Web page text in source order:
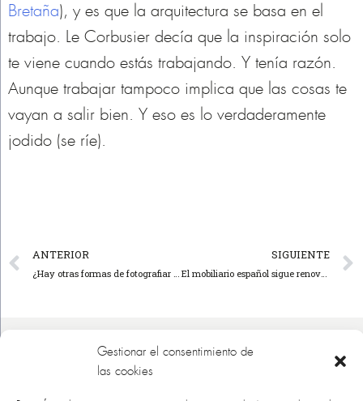
Gestionar el consentimiento de
las cookies
Bretaña), y es que la arquitectura se basa en el
trabajo. Le Corbusier decía que la inspiración solo
te viene cuando estás trabajando. Y tenía razón.
Aunque trabajar tampoco implica que las cosas te
vayan a salir bien. Y eso es lo verdaderamente
jodido (se ríe).
ANTERIOR
¿Hay otras formas de fotografiar la arquitectura?
SIGUIENTE
El mobiliario español sigue renovando su paradigma